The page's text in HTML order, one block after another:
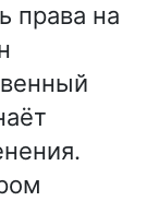
права на